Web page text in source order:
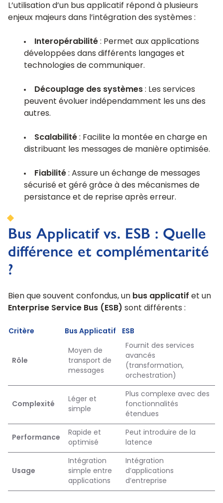
L’utilisation d’un bus applicatif répond à plusieurs
enjeux majeurs dans l’intégration des systèmes :
Interopérabilité : Permet aux applications
développées dans différents langages et
technologies de communiquer.
Découplage des systèmes : Les services
peuvent évoluer indépendamment les uns des
autres.
Scalabilité : Facilite la montée en charge en
distribuant les messages de manière optimisée.
Fiabilité : Assure un échange de messages
sécurisé et géré grâce à des mécanismes de
persistance et de reprise après erreur.
Bus Applicatif vs. ESB : Quelle
différence et complémentarité
?
Bien que souvent confondus, un bus applicatif et un
Enterprise Service Bus (ESB) sont différents :
Critère Bus Applicatif ESB
Rôle
Moyen de
transport de
messages
Fournit des services
avancés
(transformation,
orchestration)
Complexité
Léger et
simple
Plus complexe avec des
fonctionnalités
étendues
Performance
Rapide et
optimisé
Peut introduire de la
latence
Usage
Intégration
simple entre
applications
Intégration
d’applications
d’entreprise